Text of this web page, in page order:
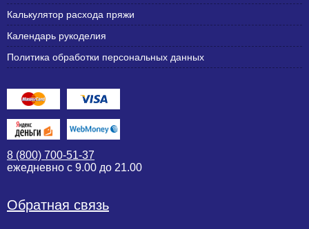
Калькулятор расхода пряжи
Календарь рукоделия
Политика обработки персональных данных
8 (800) 700-51-37
ежедневно с 9.00 до 21.00
Обратная связь